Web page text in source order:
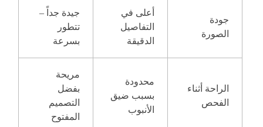
جودة
الصورة
أعلى في
التفاصيل
الدقيقة
جيدة جداً –
تتطور
بسرعة
الراحة أثناء
الفحص
محدودة
بسبب ضيق
الأنبوب
مريحة
بفضل
التصميم
المفتوح